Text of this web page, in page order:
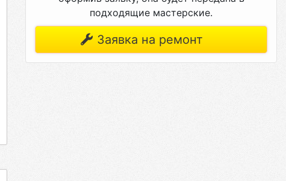
подходящие мастерские.
Заявка на ремонт